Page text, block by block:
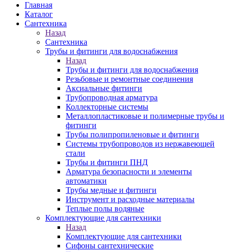
Главная
Каталог
Сантехника
Назад
Сантехника
Трубы и фитинги для водоснабжения
Назад
Трубы и фитинги для водоснабжения
Резьбовые и ремонтные соединения
Аксиальные фитинги
Трубопроводная арматура
Коллекторные системы
Металлопластиковые и полимерные трубы и
фитинги
Трубы полипропиленовые и фитинги
Системы трубопроводов из нержавеющей
стали
Трубы и фитинги ПНД
Арматура безопасности и элементы
автоматики
Трубы медные и фитинги
Инструмент и расходные материалы
Теплые полы водяные
Комплектующие для сантехники
Назад
Комплектующие для сантехники
Сифоны сантехнические